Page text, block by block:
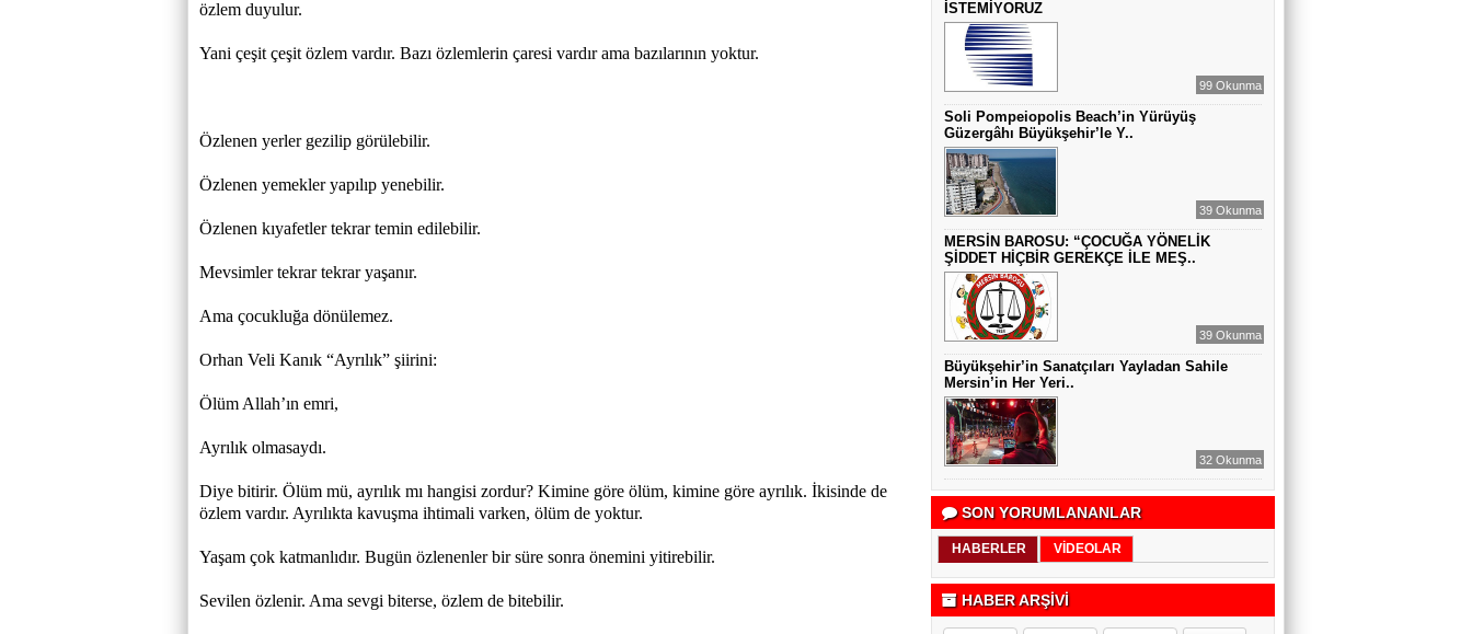
özlem duyulur.
Yani çeşit çeşit özlem vardır. Bazı özlemlerin çaresi vardır ama bazılarının yoktur.
Özlenen yerler gezilip görülebilir.
Özlenen yemekler yapılıp yenebilir.
Özlenen kıyafetler tekrar temin edilebilir.
Mevsimler tekrar tekrar yaşanır.
Ama çocukluğa dönülemez.
Orhan Veli Kanık “Ayrılık” şiirini:
Ölüm Allah’ın emri,
Ayrılık olmasaydı.
Diye bitirir. Ölüm mü, ayrılık mı hangisi zordur? Kimine göre ölüm, kimine göre ayrılık. İkisinde de
özlem vardır. Ayrılıkta kavuşma ihtimali varken, ölüm de yoktur.
Yaşam çok katmanlıdır. Bugün özlenenler bir süre sonra önemini yitirebilir.
Sevilen özlenir. Ama sevgi biterse, özlem de bitebilir.
VAHAP DABAKAN Pirincin Taşları
Kurdaki baskılanmanın ekonomideki
etkileri!
İSTEMİYORUZ
99 Okunma
Soli Pompeiopolis Beach’in Yürüyüş
Güzergâhı Büyükşehir’le Y..
39 Okunma
MERSİN BAROSU: “ÇOCUĞA YÖNELİK
ŞİDDET HİÇBİR GEREKÇE İLE MEŞ..
39 Okunma
Büyükşehir’in Sanatçıları Yayladan Sahile
Mersin’in Her Yeri..
32 Okunma
SON YORUMLANANLAR
HABERLER VİDEOLAR
HABER ARŞİVİ